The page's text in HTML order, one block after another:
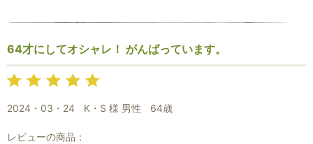
64才にしてオシャレ！ がんばっています。
2024・03・24 K・S 様 男性 64歳
レビューの商品：